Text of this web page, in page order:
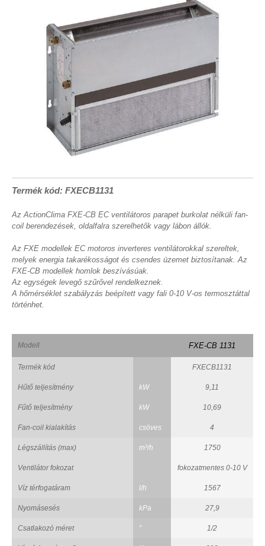
Termék kód: FXECB1131
Az ActionClima FXE-CB EC ventilátoros parapet burkolat nélküli fan-
coil berendezések, oldalfalra szerelhetők vagy lábon állók.
Az FXE modellek EC motoros inverteres ventilátorokkal szereltek,
melyek energia takarékosságot és csendes üzemet biztosítanak. Az
FXE-CB modellek homlok beszívásúak.
Az egységek levegő szűrővel rendelkeznek.
A hőmérséklet szabályzás beépített vagy fali 0-10 V-os termosztáttal
történhet.
Modell FXE-CB 1131
Termék kód FXECB1131
Hűtő teljesítmény kW 9,11
Fűtő teljesítmény kW 10,69
Fan-coil kialakítás csöves 4
Légszállítás (max) m³/h 1750
Ventilátor fokozat fokozatmentes 0-10 V
Víz térfogatáram l/h 1567
Nyomásesés kPa 27,9
Csatlakozó méret " 1/2